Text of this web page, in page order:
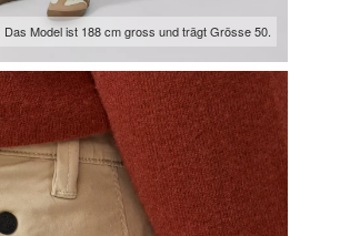
Das Model ist 188 cm gross und trägt Grösse 50.